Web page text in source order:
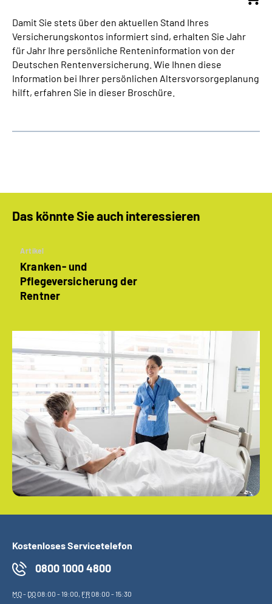
Damit Sie stets über den aktuellen Stand Ihres
Versicherungskontos informiert sind, erhalten Sie Jahr
für Jahr Ihre persönliche Renteninformation von der
Deutschen Rentenversicherung. Wie Ihnen diese
Information bei Ihrer persönlichen Altersvorsorgeplanung
hilft, erfahren Sie in dieser Broschüre.
Das könnte Sie auch interessieren
Artikel
Kranken- und
Pflegeversicherung der
Rentner
Kostenloses Servicetelefon
0800 1000 4800
MO- DO08:00 - 19:00, FR08:00 - 15:30